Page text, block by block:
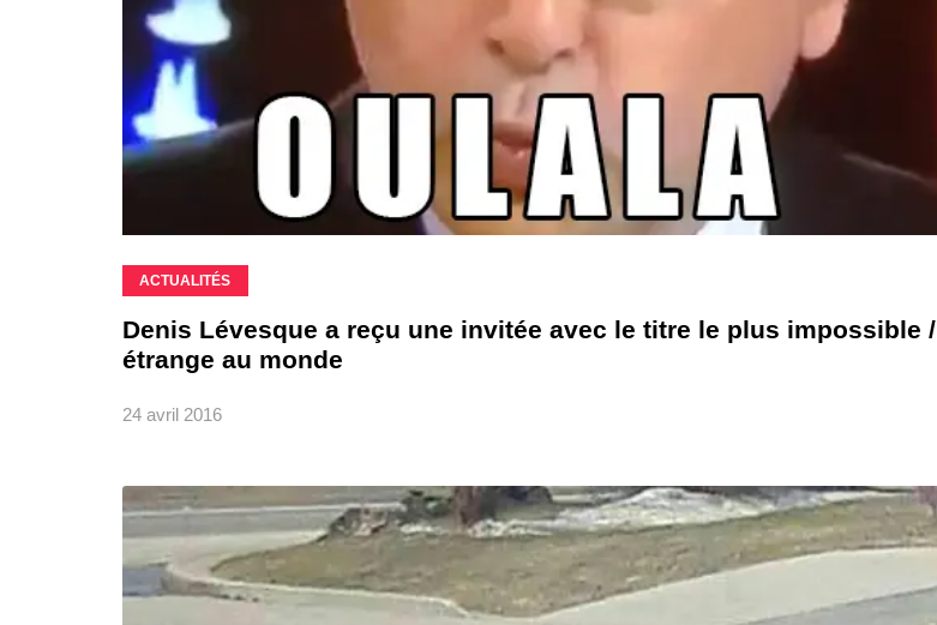
ACTUALITÉS
Denis Lévesque a reçu une invitée avec le titre le plus impossible /
étrange au monde
24 avril 2016